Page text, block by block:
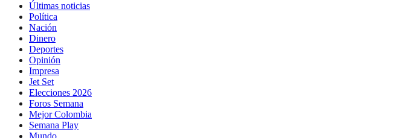
Últimas noticias
Política
Nación
Dinero
Deportes
Opinión
Impresa
Jet Set
Elecciones 2026
Foros Semana
Mejor Colombia
Semana Play